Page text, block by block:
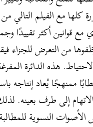
كلها مع الفيلم التالي
مع قوانين أكثر تقييدًا
من التعرض للجزاء
هذه الدائرة
ممنهجًا يُعاد إنتاجه
إلى طرف بعينه.
الأصوات النسوية